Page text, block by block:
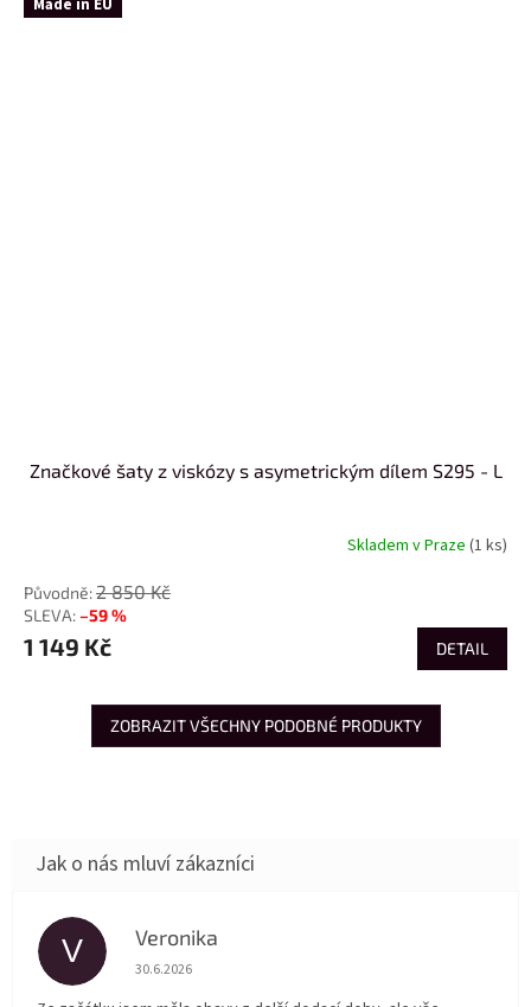
Made in EU
Značkové šaty z viskózy s asymetrickým dílem S295 - L
Skladem v Praze (1 ks)
2 850 Kč
–59 %
1 149 Kč DETAIL
ZOBRAZIT VŠECHNY PODOBNÉ PRODUKTY
V Veronika
Hodnocení obchodu je 5 z 5 hvězdiček.
30.6.2026